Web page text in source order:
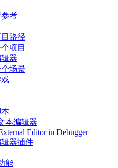
考
路径
项目
器
场景
本编辑器
Editor in Debugger
器插件
能